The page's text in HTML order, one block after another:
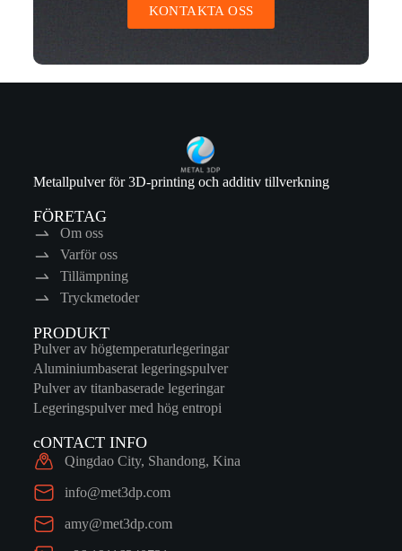
KONTAKTA OSS
Metallpulver för 3D-printing och additiv tillverkning
FÖRETAG
Om oss
Varför oss
Tillämpning
Tryckmetoder
PRODUKT
Pulver av högtemperaturlegeringar
Aluminiumbaserat legeringspulver
Pulver av titanbaserade legeringar
Legeringspulver med hög entropi
cONTACT INFO
Qingdao City, Shandong, Kina
info@met3dp.com
amy@met3dp.com